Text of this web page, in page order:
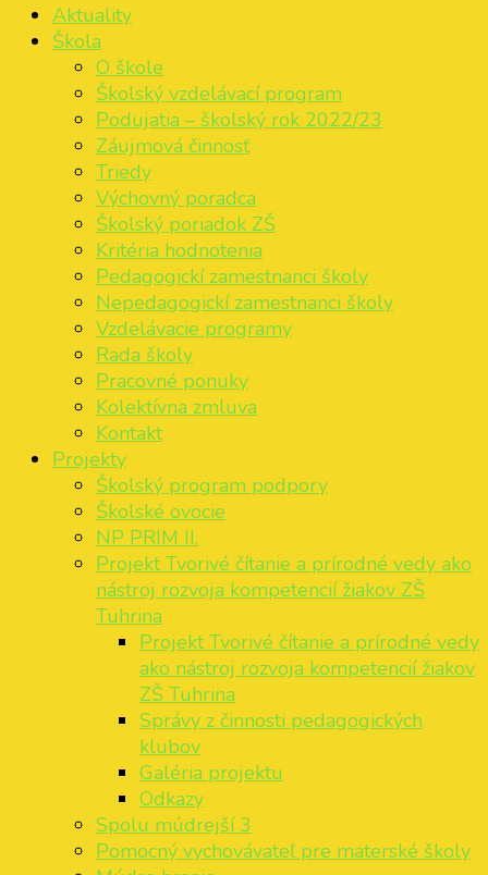
Základná škola s materskou školou Tuhrina
ZŠ s MŠ Tuhrina
Aktuality
Škola
O škole
Školský vzdelávací program
Podujatia – školský rok 2022/23
Záujmová činnosť
Triedy
Výchovný poradca
Školský poriadok ZŠ
Kritéria hodnotenia
Pedagogickí zamestnanci školy
Nepedagogickí zamestnanci školy
Vzdelávacie programy
Rada školy
Pracovné ponuky
Kolektívna zmluva
Kontakt
Projekty
Školský program podpory
Školské ovocie
NP PRIM II.
Projekt Tvorivé čítanie a prírodné vedy ako
nástroj rozvoja kompetencií žiakov ZŠ
Tuhrina
Projekt Tvorivé čítanie a prírodné vedy
ako nástroj rozvoja kompetencií žiakov
ZŠ Tuhrina
Správy z činnosti pedagogických
klubov
Galéria projektu
Odkazy
Spolu múdrejší 3
Pomocný vychovávateľ pre materské školy